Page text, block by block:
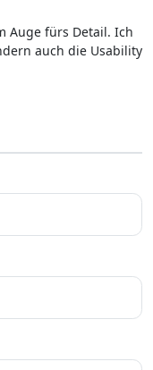
Auge fürs Detail. Ich
auch die Usability